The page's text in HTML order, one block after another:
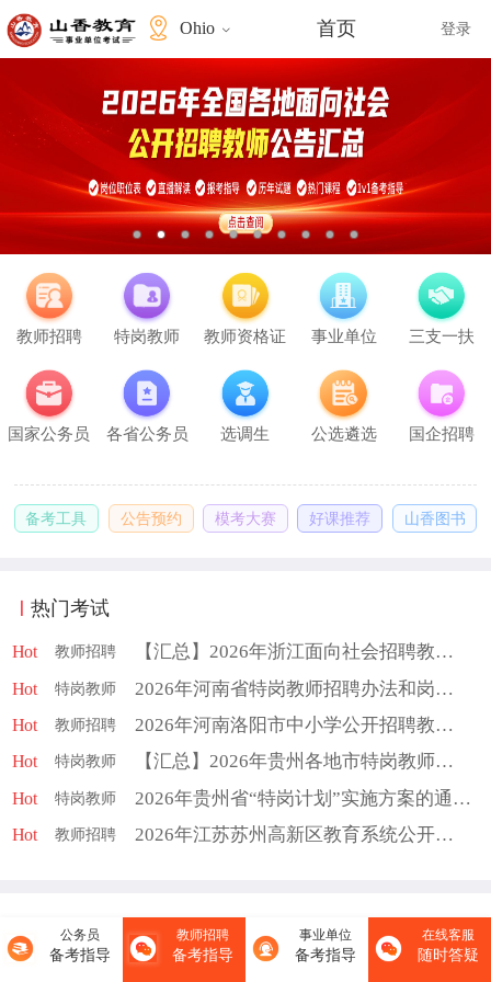
Ohio 首页 登录
教师招聘 特岗教师 教师资格证 事业单位 三支一扶
国家公务员 各省公务员 选调生 公选遴选 国企招聘
备考工具 公告预约 模考大赛 好课推荐 山香图书
热门考试
Hot 教师招聘 【汇总】2026年浙江面向社会招聘教师公告
Hot 特岗教师 2026年河南省特岗教师招聘办法和岗位设置的通知（520人）
Hot 教师招聘 2026年河南洛阳市中小学公开招聘教师联考公告汇总（576人）
Hot 特岗教师 【汇总】2026年贵州各地市特岗教师招聘公告（1599人）
Hot 特岗教师 2026年贵州省“特岗计划”实施方案的通知（1599人）
Hot 教师招聘 2026年江苏苏州高新区教育系统公开招聘事业编制教师公告（235人）
热门活动 更多>
公务员
备考指导
教师招聘
备考指导
事业单位
备考指导
在线客服
随时答疑